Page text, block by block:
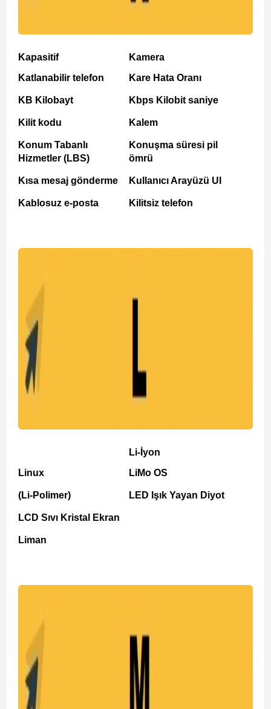
Kapasitif
Katlanabilir telefon
KB Kilobayt
Kilit kodu
Konum Tabanlı
Hizmetler (LBS)
Kısa mesaj gönderme
Kablosuz e-posta
Kamera
Kare Hata Oranı
Kbps Kilobit saniye
Kalem
Konuşma süresi pil
ömrü
Kullanıcı Arayüzü UI
Kilitsiz telefon
Linux
(Li-Polimer)
LCD Sıvı Kristal Ekran
Liman
Li-İyon
LiMo OS
LED Işık Yayan Diyot